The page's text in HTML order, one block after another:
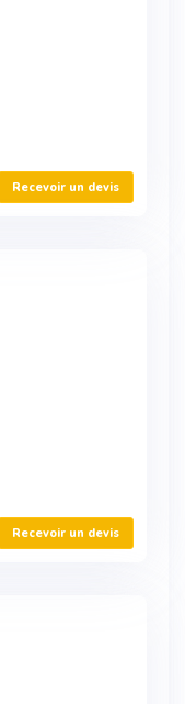
Recevoir un devis
Recevoir un devis